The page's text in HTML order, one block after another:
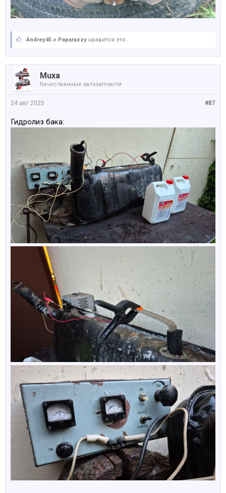
Andrey45 и Paparazzy нравится это.
Muxa
Качественные автозапчасти
#87
24 авг 2025
Гидролиз бака: